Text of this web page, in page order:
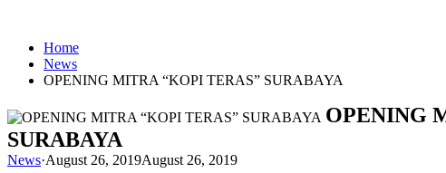
Home
News
OPENING MITRA “KOPI TERAS” SURABAYA
OPENING
SURABAYA
News·August 26, 2019August 26, 2019